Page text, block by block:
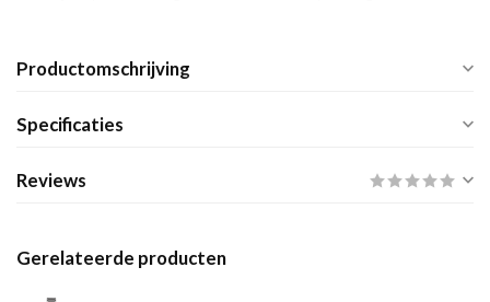
Productomschrijving
Specificaties
Reviews
Gerelateerde producten